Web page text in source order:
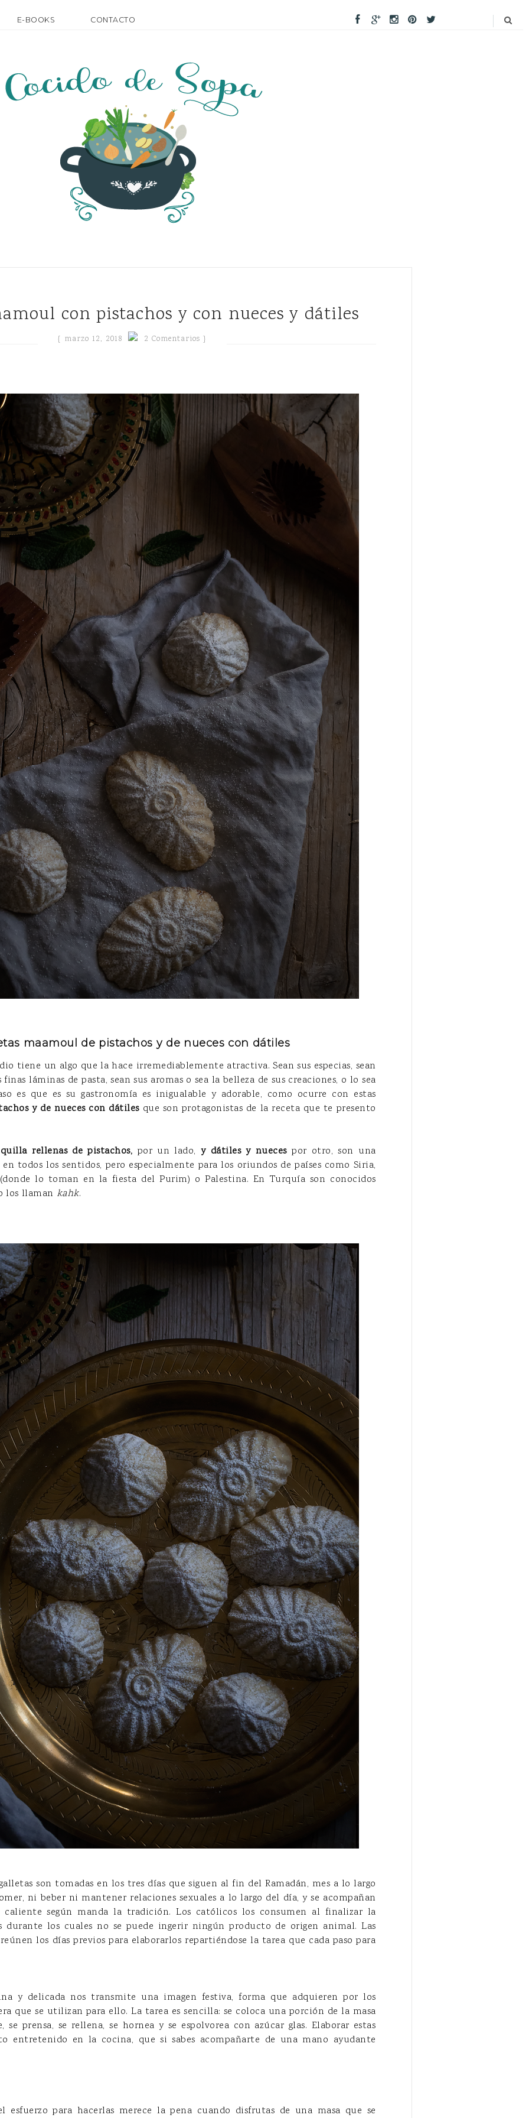
E-BOOKS CONTACTO
con pistachos y con nueces y dátiles
{ marzo 12, 2018 2 Comentarios }
maamoul de pistachos y de nueces con dátiles
tiene un algo que la hace irremediablemente atractiva. Sean sus especias, sean
finas láminas de pasta, sean sus aromas o sea la belleza de sus creaciones, o lo sea
es que es su gastronomía es inigualable y adorable, como ocurre con estas
y de nueces con dátilesque son protagonistas de la receta que te presento
rellenas de pistachos, por un lado, y dátiles y nuecespor otro, son una
todos los sentidos, pero especialmente para los oriundos de países como Siria,
lo toman en la fiesta del Purim) o Palestina. En Turquía son conocidos
los llaman kahk.
son tomadas en los tres días que siguen al fin del Ramadán, mes a lo largo
ni beber ni mantener relaciones sexuales a lo largo del día,y se acompañan
según manda la tradición. Los católicos los consumen al finalizar la
durante los cuales no se puede ingerir ningún producto de origen animal. Las
los días previos para elaborarlos repartiéndose la tarea que cada paso para
y delicada nos transmite una imagen festiva, forma que adquieren por los
que se utilizan para ello. La tarea es sencilla: se coloca una porción de la masa
prensa, se rellena, se hornea y se espolvorea con azúcar glas. Elaborar estas
entretenido en la cocina, que si sabes acompañarte de una mano ayudante
esfuerzo para hacerlas merece la pena cuando disfrutas de una masa que se